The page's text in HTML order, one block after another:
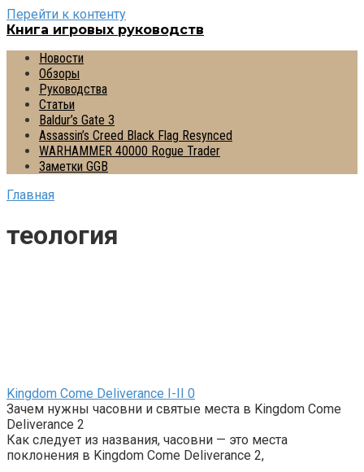
Перейти к контенту
Книга игровых руководств
Новости
Обзоры
Руководства
Статьи
Baldur’s Gate 3
Assassin’s Creed Black Flag Resynced
WARHAMMER 40000 Rogue Trader
Заметки GGB
Главная
теология
Kingdom Come Deliverance I-II 0
Зачем нужны часовни и святые места в Kingdom Come
Deliverance 2
Как следует из названия, часовни — это места
поклонения в Kingdom Come Deliverance 2,